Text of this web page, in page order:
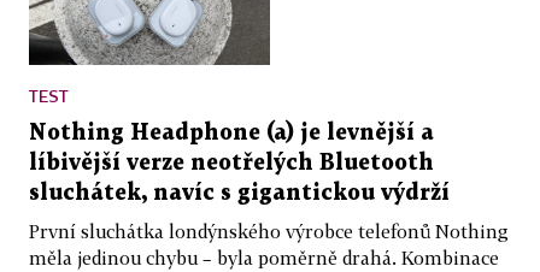
TEST
Nothing Headphone (a) je levnější a
líbivější verze neotřelých Bluetooth
sluchátek, navíc s gigantickou výdrží
První sluchátka londýnského výrobce telefonů Nothing
měla jedinou chybu – byla poměrně drahá. Kombinace